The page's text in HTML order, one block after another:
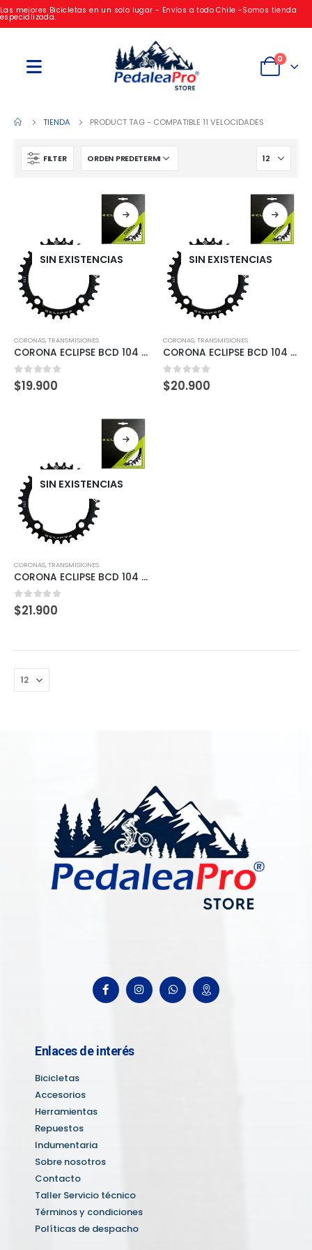
Las mejores Bicicletas en un solo lugar - Envíos a todo Chile -Somos tienda
especializada.
0
TIENDA PRODUCT TAG - COMPATIBLE 11 VELOCIDADES
FILTER
SIN EXISTENCIAS
CORONAS,TRANSMISIONES
CORONA ECLIPSE BCD 104 32T – BLACK (9/10/11/12SP)
0out of 5
$19.900
SIN EXISTENCIAS
CORONAS,TRANSMISIONES
CORONA ECLIPSE BCD 104 34T – BLACK (9/10/11/12SP)
0 out of 5
$20.900
SIN EXISTENCIAS
CORONAS,TRANSMISIONES
CORONA ECLIPSE BCD 104 36T – BLACK (9/10/11/12SP)
0 out of 5
$21.900
Enlaces de interés
Bicicletas
Accesorios
Herramientas
Repuestos
Indumentaria
Sobre nosotros
Contacto
Taller Servicio técnico
Términos y condiciones
Políticas de despacho